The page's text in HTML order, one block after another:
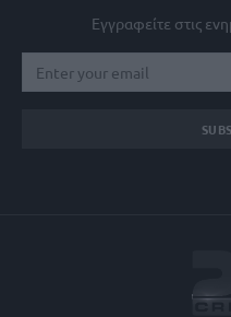
Εγγραφείτε στις